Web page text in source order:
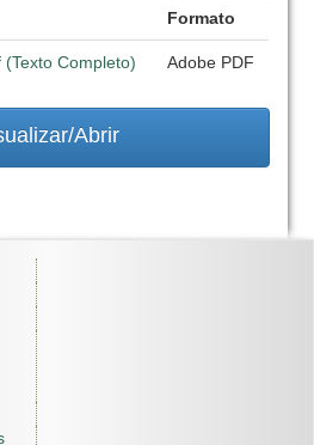
Formato
(Texto Completo) Adobe PDF
Abrir